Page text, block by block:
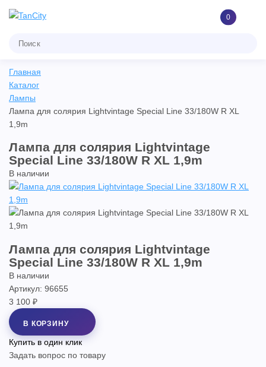
0
Главная
Каталог
Лампы
Лампа для солярия Lightvintage Special Line 33/180W R XL
1,9m
Лампа для солярия Lightvintage
Special Line 33/180W R XL 1,9m
В наличии
Лампа для солярия Lightvintage
Special Line 33/180W R XL 1,9m
В наличии
Артикул: 96655
3 100 ₽
В КОРЗИНУ
Купить в один клик
Задать вопрос по товару